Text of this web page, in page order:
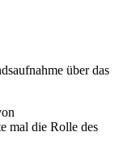
über das
mal die Rolle des